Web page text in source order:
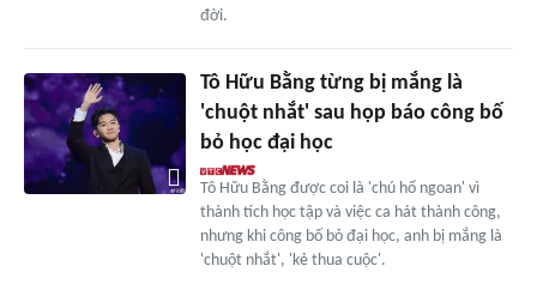
đời.
Tô Hữu Bằng từng bị mắng là
'chuột nhắt' sau họp báo công bố
bỏ học đại học
Tô Hữu Bằng được coi là 'chú hổ ngoan' vì
thành tích học tập và việc ca hát thành công,
nhưng khi công bố bỏ đại học, anh bị mắng là
'chuột nhắt', 'kẻ thua cuộc'.